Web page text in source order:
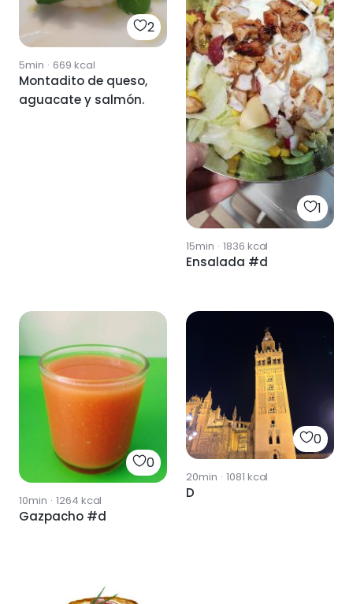
2
5min · 669 kcal
Montadito de queso,
aguacate y salmón.
1
15min · 1836 kcal
Ensalada #d
0
10min · 1264 kcal
Gazpacho #d
0
20min · 1081 kcal
D